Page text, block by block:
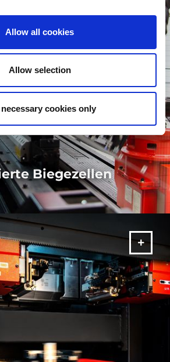
Allow all cookies
Allow selection
necessary cookies only
Biegezellen
flexibel und vollautomatisch, für eine
präzise 24/7-Produktion.